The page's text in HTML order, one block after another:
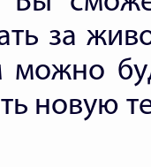
за
новую